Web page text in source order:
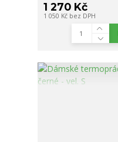
1 270 Kč
1 050 Kč bez DPH